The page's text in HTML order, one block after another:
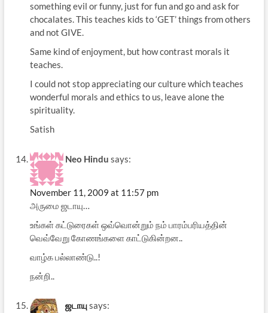
something evil or funny, just for fun and go and ask for
chocalates. This teaches kids to ‘GET’ things from others
and not GIVE.
Same kind of enjoyment, but how contrast morals it
teaches.
I could not stop appreciating our culture which teaches
wonderful morals and ethics to us, leave alone the
spirituality.
Satish
Neo Hindu says:
November 11, 2009 at 11:57 pm
அருமை ஜடாயு…
உங்கள் கட்டுரைகள் ஒவ்வொன்றும் நம் பாரம்பரியத்தின்
வெவ்வேறு கோணங்களை காட்டுகின்றன..
வாழ்க பல்லாண்டு..!
நன்றி..
ஜடாயுsays: